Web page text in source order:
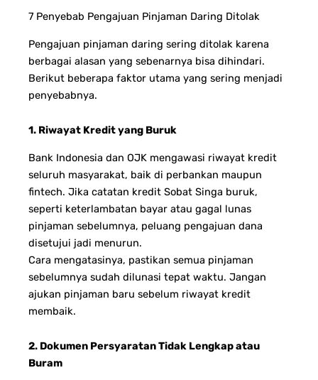
7 Penyebab Pengajuan Pinjaman Daring Ditolak
Pengajuan pinjaman daring sering ditolak karena
berbagai alasan yang sebenarnya bisa dihindari.
Berikut beberapa faktor utama yang sering menjadi
penyebabnya.
1. Riwayat Kredit yang Buruk
Bank Indonesia dan OJK mengawasi riwayat kredit
seluruh masyarakat, baik di perbankan maupun
fintech. Jika catatan kredit Sobat Singa buruk,
seperti keterlambatan bayar atau gagal lunas
pinjaman sebelumnya, peluang pengajuan dana
disetujui jadi menurun.
Cara mengatasinya, pastikan semua pinjaman
sebelumnya sudah dilunasi tepat waktu. Jangan
ajukan pinjaman baru sebelum riwayat kredit
membaik.
2. Dokumen Persyaratan Tidak Lengkap atau
Buram